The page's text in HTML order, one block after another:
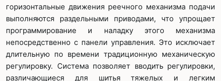
горизонтальные движения реечного механизма подачи
выполняются раздельными приводами, что упрощает
программирование и наладку этого механизма
непосредственно с панели управления. Это исключает
длительную по времени традиционную механическую
регулировку. Система позволяет вводить регулировки,
различающиеся для шитья тяжелых и легким